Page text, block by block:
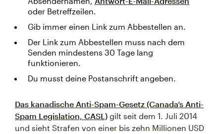
oder Betreffzeilen.
Gib immer einen Link zum Abbestellen an.
Der Link zum Abbestellen muss nach dem
Senden mindestens 30 Tage lang
funktionieren.
Du musst deine Postanschrift angeben.
Das kanadische Anti-Spam-Gesetz (Canada’s Anti-
Spam Legislation, CASL) gilt seit dem 1. Juli 2014
und sieht Strafen von einer bis zehn Millionen USD